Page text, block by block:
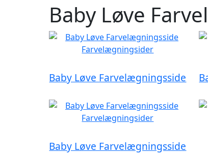
Baby Løve
Baby Løve Farvelægningsside
Baby Løve Farvelægningsside